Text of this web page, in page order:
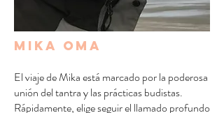
mika oma
El viaje de Mika está marcado por la poderosa
unión del tantra y las prácticas budistas.
Rápidamente, elige seguir el llamado profundo